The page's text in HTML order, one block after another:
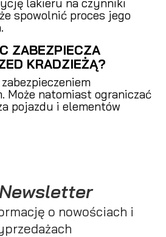
spowolnić proces jego
ZABEZPIECZA
KRADZIEŻĄ?
Może natomiast ograniczać
pojazdu i elementów
o nowościach i